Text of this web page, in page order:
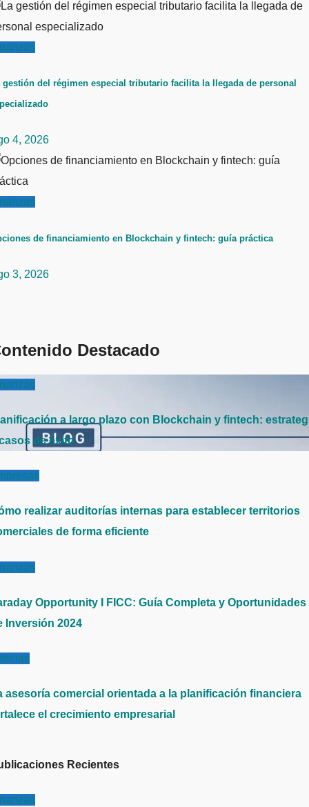
gestión del régimen especial tributario facilita la llegada de personal
4, 2026
de financiamiento en Blockchain y fintech: guía práctica
3, 2026
Destacado
a largo plazo con Blockchain y fintech:
de éxito
realizar auditorías internas para establecer territorios
de forma eficiente
Opportunity I FICC: Guía Completa y Oportunidades
Inversión 2024
asesoría comercial orientada a la planificación financiera
el crecimiento empresarial
Recientes